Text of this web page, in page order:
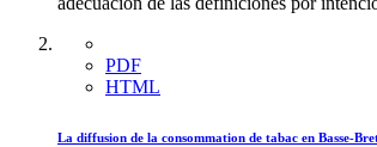
PDF
HTML
La diffusion de la consommation de tabac en Basse-